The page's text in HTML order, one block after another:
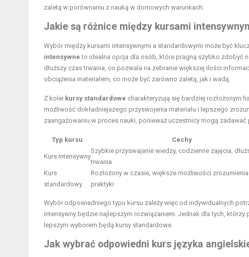
zaletą w porównaniu z nauką w domowych warunkach.
Jakie są różnice między kursami
Wybór między kursami intensywnymi a standardowymi może być
intensywne to idealna opcja dla osób, które pragną szybko zdobyć
dłuższy czas trwania, co pozwala na zebranie większej ilości
obciążenia materiałem, co może być zarówno zaletą, jak i wadą.
Z kolei kursy standardowe charakteryzują się bardziej rozłożonym
możliwość dokładniejszego przyswojenia materiału i lepszego
zaangażowaniu w proces nauki, ponieważ uczestnicy mogą
Typ kursu Cechy
Kurs intensywny
Szybkie przyswajanie wiedzy, codzienne zajęcia,
trwania
Kurs
standardowy
Rozłożony w czasie, większe możliwości zrozumienia
praktyki
Wybór odpowiedniego typu kursu zależy więc od indywidualnych
intensywny będzie najlepszym rozwiązaniem. Jednak dla tych,
lepszym wyborem będą kursy standardowe.
Jak wybrać odpowiedni kurs języka